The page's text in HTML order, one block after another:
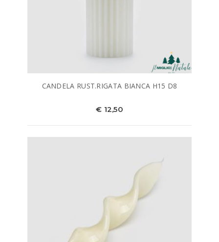
CANDELA RUST.RIGATA BIANCA H15 D8
€ 12,50